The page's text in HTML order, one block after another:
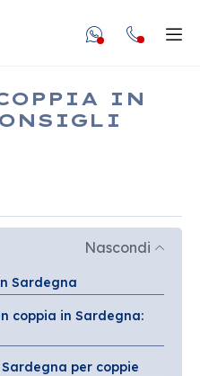
undefined
IN
Nascondi
Sardegna
coppia in Sardegna:
per coppie